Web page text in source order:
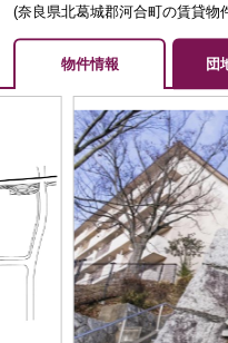
(奈良県北葛城郡河合町の賃貸物
物件情報 団